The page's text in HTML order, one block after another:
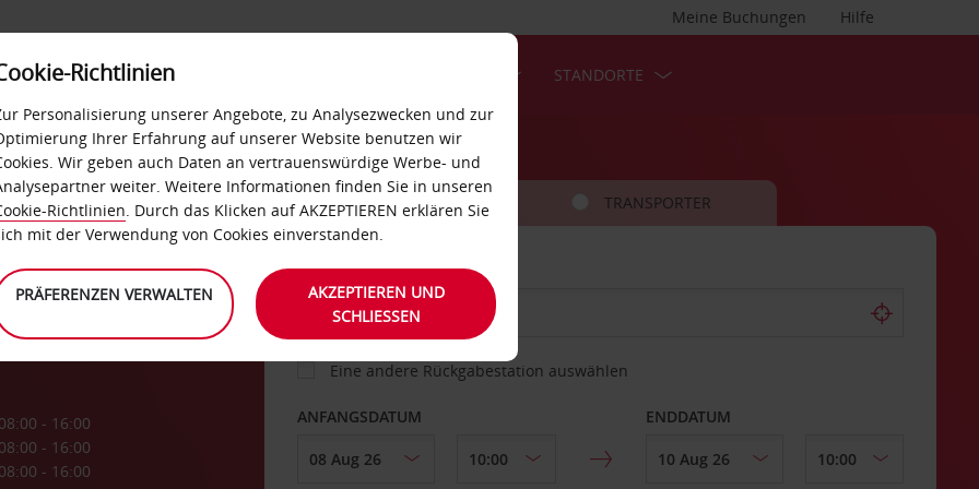
Hilfe
Meine Buchungen
SELF-SERVICES STANDORTE
08:00 - 16:00
08:00 - 16:00
08:00 - 16:00
FAHRZEUG TRANSPORTER
ABHOLEN VON
Eine andere Rückgabestation auswählen
ANFANGSDATUM ENDDATUM
Richtlinien
Personalisierung unserer Angebote, zu Analysezwecken und zur
Ihrer Erfahrung auf unserer Website benutzen wir
Wir geben auch Daten an vertrauenswürdige Werbe- und
weiter. Weitere Informationen finden Sie in unseren
Richtlinien. Durch das Klicken auf AKZEPTIEREN erklären Sie
mit der Verwendung von Cookies einverstanden.
PRÄFERENZEN VERWALTEN
AKZEPTIEREN UND
SCHLIESSEN